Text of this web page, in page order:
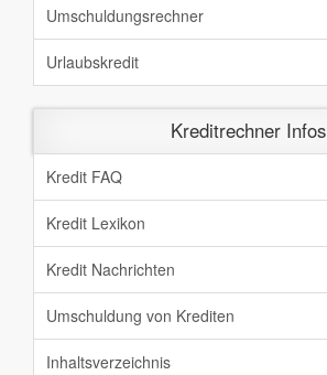
Umschuldungsrechner
Urlaubskredit
Kreditrechner Infos
Kredit FAQ
Kredit Lexikon
Kredit Nachrichten
Umschuldung von Krediten
Inhaltsverzeichnis